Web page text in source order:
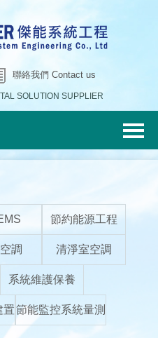
聯絡我們 Contact us
SOLUTION SUPPLIER
節約能源工程
調 清淨室空調
系統維護保養
置節能監控系統量測